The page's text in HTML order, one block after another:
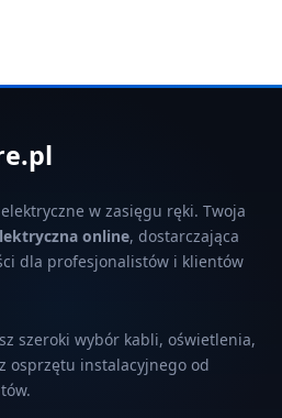
w zasięgu ręki. Twoja
online, dostarczająca
dla profesjonalistów i klientów
szeroki wybór kabli, oświetlenia,
osprzętu instalacyjnego od